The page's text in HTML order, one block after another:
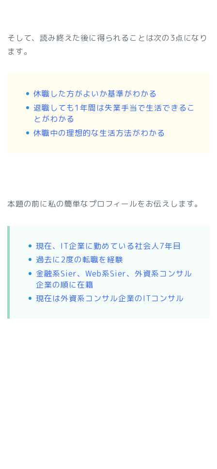
そして、読み終えた後に得られることは次の3点になり
ます。
休職した方がよいか基準がわかる
退職しても1年間は失業手当で生活できるこ
とがわかる
休職中の理想的な生活方法がわかる
本題の前に私の簡単なプロフィールをお伝えします。
現在、IT企業に勤めている社会人7年目
過去に2度の転職を経験
金融系Sier、Web系Sier、外資系コンサル
企業の順に在籍
現在は外資系コンサル企業のITコンサル